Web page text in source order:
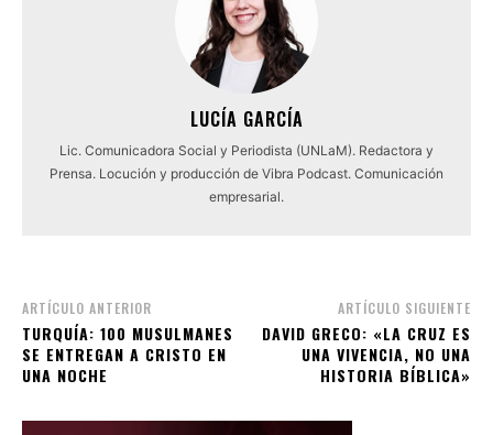
LUCÍA GARCÍA
Lic. Comunicadora Social y Periodista (UNLaM). Redactora y
Prensa. Locución y producción de Vibra Podcast. Comunicación
empresarial.
ARTÍCULO ANTERIOR
TURQUÍA: 100 MUSULMANES
SE ENTREGAN A CRISTO EN
UNA NOCHE
ARTÍCULO SIGUIENTE
DAVID GRECO: «LA CRUZ ES
UNA VIVENCIA, NO UNA
HISTORIA BÍBLICA»